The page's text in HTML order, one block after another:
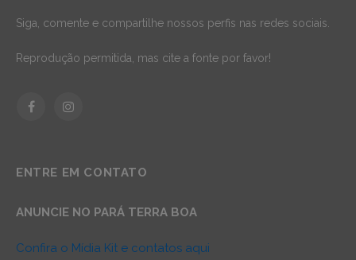
Siga, comente e compartilhe nossos perfis nas redes sociais.
Reprodução permitida, mas cite a fonte por favor!
FacebookInstagram
ENTRE EM CONTATO
ANUNCIE NO PARÁ TERRA BOA
Confira o Mídia Kit e contatos aqui